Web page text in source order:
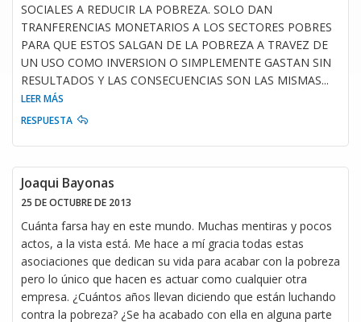
SOCIALES A REDUCIR LA POBREZA. SOLO DAN
TRANFERENCIAS MONETARIOS A LOS SECTORES POBRES
PARA QUE ESTOS SALGAN DE LA POBREZA A TRAVEZ DE
UN USO COMO INVERSION O SIMPLEMENTE GASTAN SIN
RESULTADOS Y LAS CONSECUENCIAS SON LAS MISMAS...
LEER MÁS
RESPUESTA
Joaqui Bayonas
25 DE OCTUBRE DE 2013
Cuánta farsa hay en este mundo. Muchas mentiras y pocos
actos, a la vista está. Me hace a mí gracia todas estas
asociaciones que dedican su vida para acabar con la pobreza
pero lo único que hacen es actuar como cualquier otra
empresa. ¿Cuántos años llevan diciendo que están luchando
contra la pobreza? ¿Se ha acabado con ella en alguna parte